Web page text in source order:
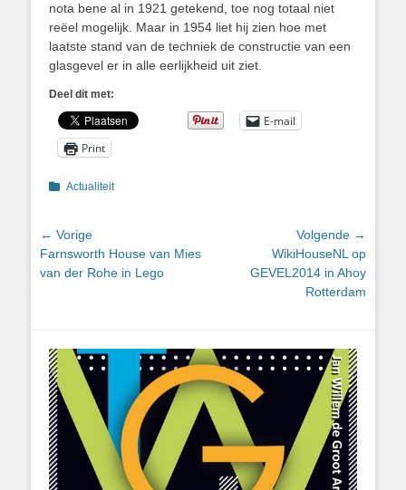
nota bene al in 1921 getekend, toe nog totaal niet
reëel mogelijk. Maar in 1954 liet hij zien hoe met
laatste stand van de techniek de constructie van een
glasgevel er in alle eerlijkheid uit ziet.
Deel dit met:
E-mail
Print
Categorieën
Actualiteit
Bericht
navigatie
← Vorige
Vorig
bericht:
Farnsworth House van Mies
van der Rohe in Lego
Volgende →
WikiHouseNL op
GEVEL2014 in Ahoy
Rotterdam